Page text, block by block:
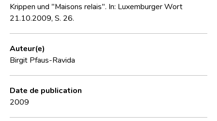
Krippen und "Maisons relais". In: Luxemburger Wort
21.10.2009, S. 26.
Auteur(e)
Birgit Pfaus-Ravida
Date de publication
2009